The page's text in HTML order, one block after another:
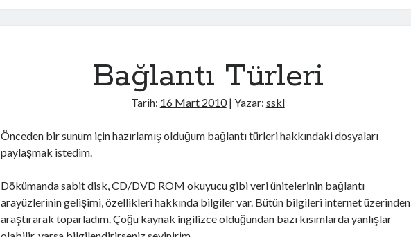
e
i
i
k
ı
ş
Bağlantı Türleri
Tarih: 16 Mart 2010| Yazar: sskl
Önceden bir sunum için hazırlamış olduğum bağlantı türleri hakkındaki dosyaları
paylaşmak istedim.
Dökümanda sabit disk, CD/DVD ROM okuyucu gibi veri ünitelerinin bağlantı
arayüzlerinin gelişimi, özellikleri hakkında bilgiler var. Bütün bilgileri internet üzerinden
araştırarak toparladım. Çoğu kaynak ingilizce olduğundan bazı kısımlarda yanlışlar